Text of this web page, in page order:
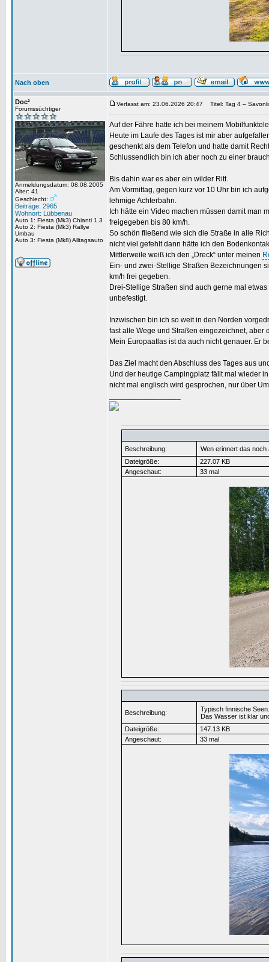
Nach oben
Doc²
Forumssüchtiger
Anmeldungsdatum: 08.08.2005
Alter: 41
Geschlecht:
Beiträge: 2965
Wohnort: Lübbenau
Auto 1: Fiesta (Mk3) Chianti 1.3
Auto 2: Fiesta (Mk3) Rallye
Umbau
Auto 3: Fiesta (Mk8) Alltagsauto
Verfasst am: 23.06.2026 20:47 Titel: Tag 4 –
Auf der Fähre hatte ich bei meinem
Heute im Laufe des Tages ist mir aber
geschenkt als dem Telefon und hatte damit
Schlussendlich bin ich aber noch zu einer
Bis dahin war es aber ein wilder Ritt.
Am Vormittag, gegen kurz vor 10 Uhr bin ich
lehmige Achterbahn.
Ich hätte ein Video machen müssen damit man
freigegeben bis 80 km/h.
So schön fließend wie sich die Straße in alle
nicht viel gefehlt dann hätte ich den
Mittlerweile weiß ich den „Dreck“ unter meinen
Ein- und zwei-Stellige Straßen Bezeichnungen
km/h frei gegeben.
Drei-Stellige Straßen sind auch gerne mal
unbefestigt.
Inzwischen bin ich so weit in den Norden
fast alle Wege und Straßen eingezeichnet, aber
Mein Europaatlas ist da auch nicht genauer. Er
Das Ziel macht den Abschluss des Tages aus
Und der heutige Campingplatz fällt mal wieder
nicht mal englisch wird gesprochen, nur über
Beschreibung:
Wen erinnert das noch
Dateigröße:
227.07 KB
Angeschaut:
33 mal
Beschreibung:
Typisch finnische Seen.
Das Wasser ist klar
Dateigröße:
147.13 KB
Angeschaut:
33 mal